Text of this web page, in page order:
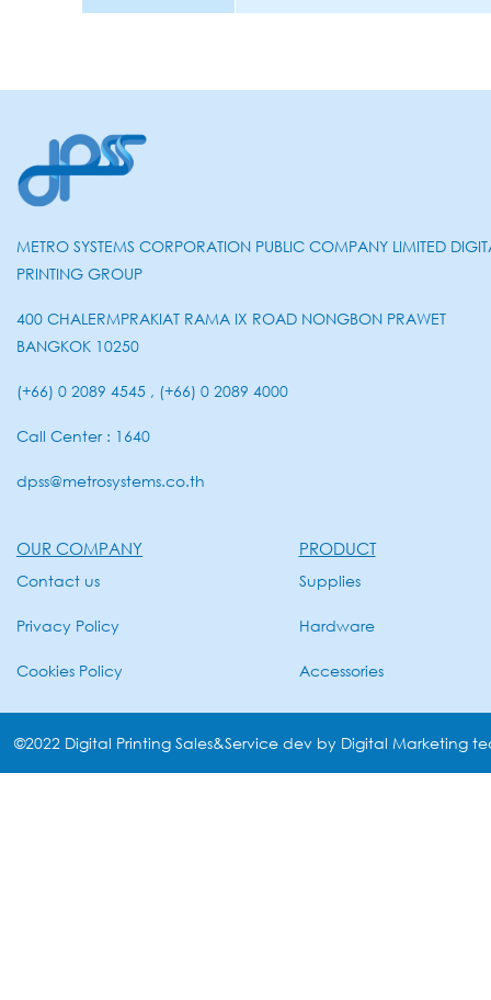
METRO SYSTEMS CORPORATION PUBLIC COMPANY LIMITED
PRINTING GROUP
400 CHALERMPRAKIAT RAMA IX ROAD NONGBON PRAWET
BANGKOK 10250
(+66) 0 2089 4545 , (+66) 0 2089 4000
Call Center : 1640
dpss@metrosystems.co.th
OUR COMPANY
Contact us
Privacy Policy
Cookies Policy
PRODUCT
Supplies
Hardware
Accessories
©2022 Digital Printing Sales&Service dev by Digital Marketing